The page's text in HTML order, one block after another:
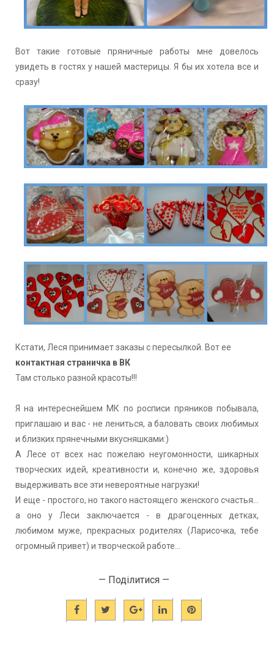
Вот такие готовые пряничные работы мне довелось
увидеть в гостях у нашей мастерицы. Я бы их хотела все и
сразу!
Кстати, Леся принимает заказы с пересылкой. Вот ее
контактная страничка в ВК
Там столько разной красоты!!!
Я на интереснейшем МК по росписи пряников побывала,
приглашаю и вас - не лениться, а баловать своих любимых
и близких прянечными вкусняшками:)
А Лесе от всех нас пожелаю неугомонности, шикарных
творческих идей, креативности и, конечно же, здоровья
выдерживать все эти невероятные нагрузки!
И еще - простого, но такого настоящего женского счастья...
а оно у Леси заключается - в драгоценных детках,
любимом муже, прекрасных родителях (Ларисочка, тебе
огромный привет) и творческой работе...
— Поділитися —